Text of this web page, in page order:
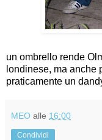
un ombrello rende
londinese, ma anche
praticamente un
MEO alle 16:00
Condividi